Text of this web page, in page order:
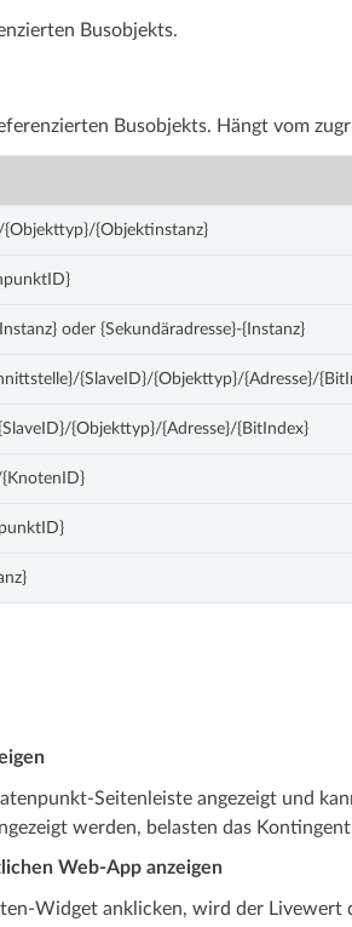
Busobjekts.
Busobjekts. Hängt vom
{Objekttyp}/{Objektinstanz}
oder {Sekundäradresse}-{Instanz}
{SlaveID}/{Objekttyp}/{Adresse}/
{Objekttyp}/{Adresse}/{BitIndex}
Seitenleiste angezeigt und
werden, belasten das
Web-App anzeigen
Widget anklicken, wird der Livewert